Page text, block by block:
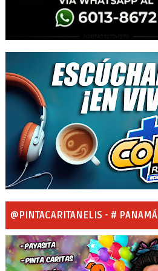
@PINTACARITANELIS - # PANAMÁ